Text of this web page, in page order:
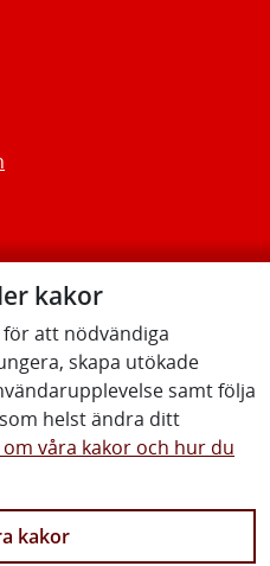
kakor
att nödvändiga
skapa utökade
samt följa
helst ändra ditt
om våra kakor och hur du
kakor